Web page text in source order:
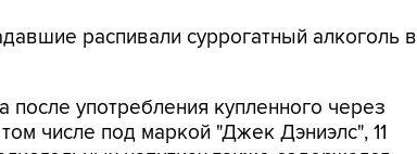
распивали суррогатный алкоголь в
употребления купленного через
числе под маркой "Джек Дэниэлс", 11